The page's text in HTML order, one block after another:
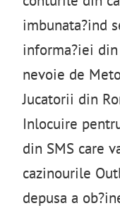
imbunata?ind
informa?iei
nevoie de
Jucatorii din
Inlocuire
din SMS care
cazinourile
depusa a